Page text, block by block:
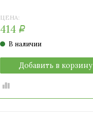
ЦЕНА:
414 Р
В наличии
Добавить в корзину